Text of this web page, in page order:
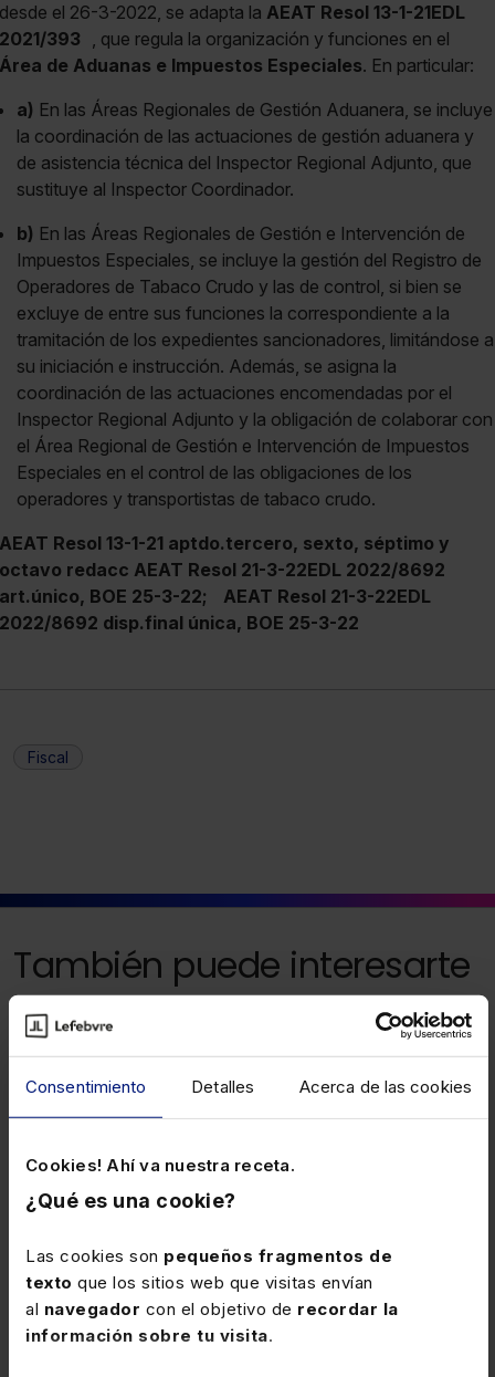
Consentimiento Detalles Acerca de las cookies
Cookies! Ahí va nuestra receta.
¿Qué es una cookie?
Las cookies son pequeños fragmentos de
texto que los sitios web que visitas envían
al navegador con el objetivo de recordar la
información sobre tu visita.
desde el 26-3-2022, se adapta la AEAT Resol 13-1-21EDL
2021/393 , que regula la organización y funciones en el
Área de Aduanas e Impuestos Especiales. En particular:
a) En las Áreas Regionales de Gestión Aduanera, se incluye
la coordinación de las actuaciones de gestión aduanera y
de asistencia técnica del Inspector Regional Adjunto, que
sustituye al Inspector Coordinador.
b) En las Áreas Regionales de Gestión e Intervención de
Impuestos Especiales, se incluye la gestión del Registro de
Operadores de Tabaco Crudo y las de control, si bien se
excluye de entre sus funciones la correspondiente a la
tramitación de los expedientes sancionadores, limitándose a
su iniciación e instrucción. Además, se asigna la
coordinación de las actuaciones encomendadas por el
Inspector Regional Adjunto y la obligación de colaborar con
el Área Regional de Gestión e Intervención de Impuestos
Especiales en el control de las obligaciones de los
operadores y transportistas de tabaco crudo.
AEAT Resol 13-1-21 aptdo.tercero, sexto, séptimo y
octavo redacc AEAT Resol 21-3-22EDL 2022/8692
art.único, BOE 25-3-22;
AEAT Resol 21-3-22EDL
2022/8692 disp.final única, BOE 25-3-22
Fiscal
También puede interesarte
29 JULIO 2025
Novedades en el IRPF en Murcia (RF
30/25 22 de Julio de 2025 al 28 de Julio
de 2025)
deducciones autonómicas y se crean nuevas con el
objeto de fomentar la reducción de emisiones
contaminantes, fomentar la salud y el bienestar de la
24 ABRIL 2012
Bienes inmuebles de características